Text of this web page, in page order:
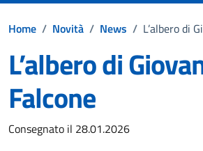
Home / Novità / News / L’albero di
L’albero di
Falcone
Dettagli della notizia
Consegnato il 28.01.2026